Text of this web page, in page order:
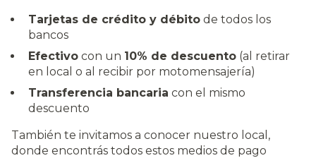
Tarjetas de crédito y débito de todos los
bancos
Efectivo con un 10% de descuento (al retirar
en local o al recibir por motomensajería)
Transferencia bancaria con el mismo
descuento
También te invitamos a conocer nuestro local,
donde encontrás todos estos medios de pago